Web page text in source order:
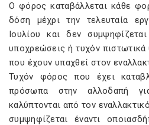
Ο φόρος καταβάλλεται κάθε
δόση μέχρι την τελευταία
Ιουλίου και δεν
υποχρεώσεις ή τυχόν
που έχουν υπαχθεί στον
Τυχόν φόρος που έχει
πρόσωπα στην αλλοδαπή
καλύπτονται από τον
συμψηφίζεται έναντι